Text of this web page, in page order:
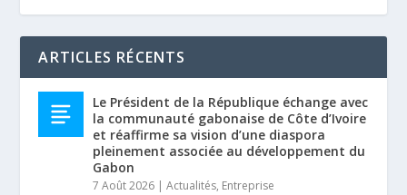
ARTICLES RÉCENTS
Le Président de la République échange avec
la communauté gabonaise de Côte d’Ivoire
et réaffirme sa vision d’une diaspora
pleinement associée au développement du
Gabon
7 Août 2026 |Actualités, Entreprise